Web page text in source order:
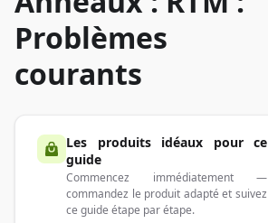
Problèmes
courants
Les produits idéaux pour ce
guide
Commencez immédiatement —
commandez le produit adapté et suivez
ce guide étape par étape.